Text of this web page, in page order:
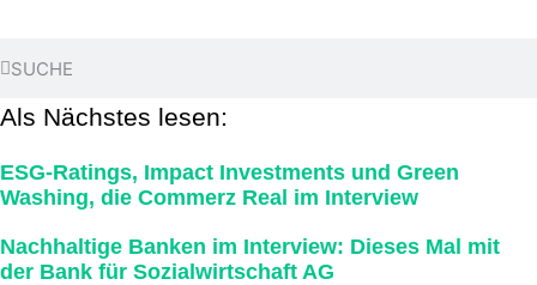
Als Nächstes lesen:
ESG-Ratings, Impact Investments und Green
Washing, die Commerz Real im Interview
Nachhaltige Banken im Interview: Dieses Mal mit
der Bank für Sozialwirtschaft AG